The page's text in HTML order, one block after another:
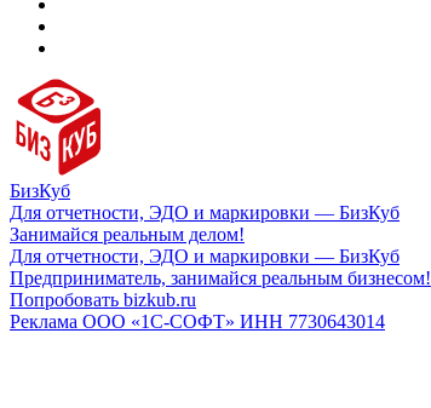
БизКуб
Для отчетности, ЭДО и маркировки — БизКуб
Занимайся реальным делом!
Для отчетности, ЭДО и маркировки — БизКуб
Предприниматель, занимайся реальным бизнесом!
Попробовать bizkub.ru
Реклама ООО «1С-СОФТ» ИНН 7730643014